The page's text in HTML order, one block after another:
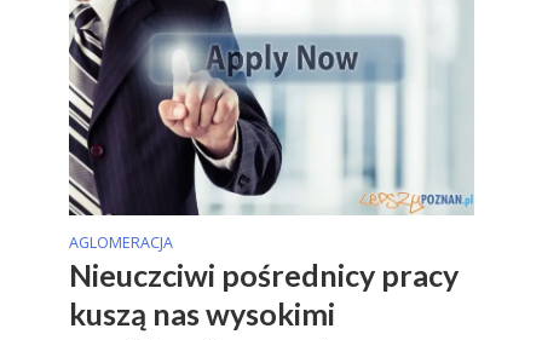
AGLOMERACJA
Nieuczciwi pośrednicy pracy
kuszą nas wysokimi